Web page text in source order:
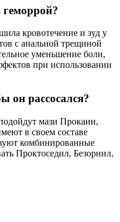
кровотечение и зуд у
с анальной трещиной
уменьшение боли,
при использовании
он рассосался?
мази Прокаин,
в своем составе
комбинированные
Проктоседил, Безорнил,